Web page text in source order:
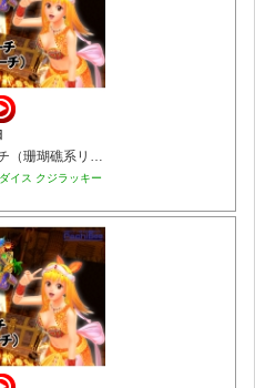
ジュエルリーチ（珊瑚礁系リーチ）
イス クジラッキー